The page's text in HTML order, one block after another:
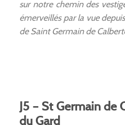
sur notre chemin des
émerveillés par la vue
de Saint Germain de
J5 – St Germain de
du Gard